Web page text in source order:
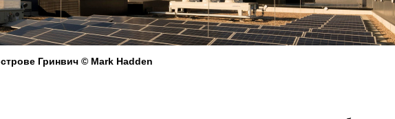
Гринвич © Mark Hadden